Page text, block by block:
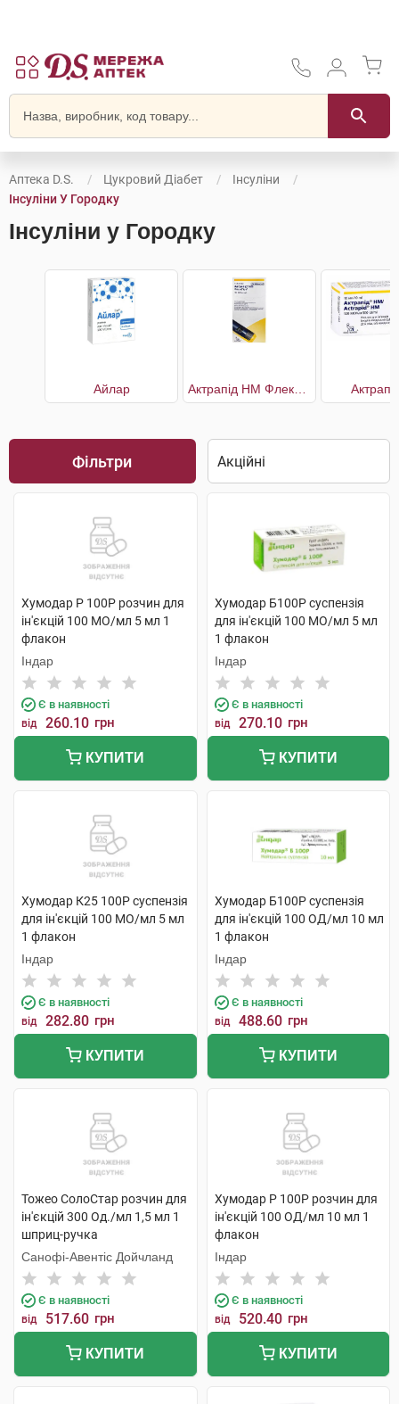
Аптека D.S. Цукровий Діабет
Інсуліни
Інсуліни У Городку
Інсуліни у Городку
Айлар
Фільтри
Хумодар Р 100Р розчин для
ін'єкцій 100 МО/мл 5 мл 1
флакон
Індар
Є в наявності
від 260.10 грн
КУПИТИ
Хумодар Б100Р суспензія
для ін'єкцій 100 МО/мл 5 мл
1 флакон
Індар
Є в наявності
від 270.10 грн
КУПИТИ
Хумодар К25 100Р суспензія
для ін'єкцій 100 МО/мл 5 мл
1 флакон
Індар
Є в наявності
від 282.80 грн
КУПИТИ
Хумодар Б100Р суспензія
для ін'єкцій 100 ОД/мл 10 мл
1 флакон
Індар
Є в наявності
від 488.60 грн
КУПИТИ
Тожео СолоСтар розчин для
ін'єкцій 300 Од./мл 1,5 мл 1
шприц-ручка
Санофі-Авентіс Дойчланд
Є в наявності
від 517.60 грн
КУПИТИ
Хумодар Р 100Р розчин для
ін'єкцій 100 ОД/мл 10 мл 1
флакон
Індар
Є в наявності
від 520.40 грн
КУПИТИ